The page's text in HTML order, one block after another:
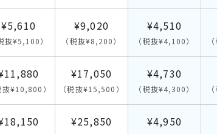
¥5,610
抜¥5,100）
¥9,020
（税抜¥8,200）
¥4,510
（税抜¥4,100）
抜¥10,800）
¥17,050
（税抜¥15,500）
¥4,730
（税抜¥4,300）
¥25,850 ¥4,950